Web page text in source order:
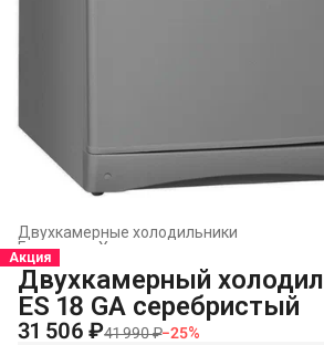
Двухкамерные холодильники
Холодильники и морозильники
Главная
Акция
Двухкамерный
ES 18 GA серебристый
31 506 ₽41 990 ₽−25%